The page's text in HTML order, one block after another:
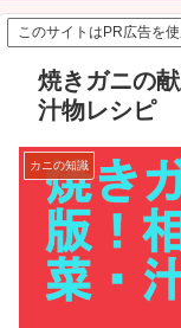
このサイトはPR広告を
焼きガニの
汁物レシピ
カニの知識